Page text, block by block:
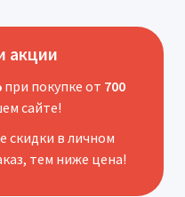
акции
при покупке от 700
сайте!
скидки в личном
тем ниже цена!